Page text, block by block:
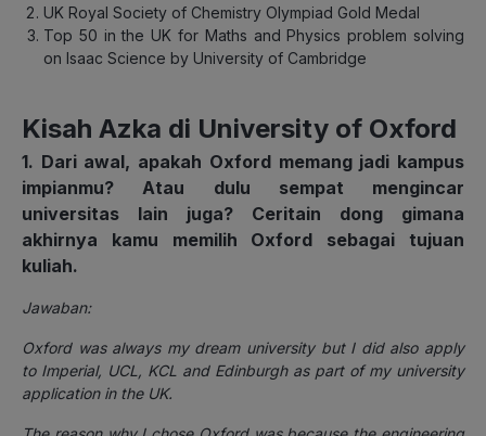
UK Royal Society of Chemistry Olympiad Gold Medal
Top 50 in the UK for Maths and Physics problem solving
on Isaac Science by University of Cambridge
Kisah Azka di University of Oxford
1. Dari awal, apakah Oxford memang jadi kampus
impianmu? Atau dulu sempat mengincar
universitas lain juga? Ceritain dong gimana
akhirnya kamu memilih Oxford sebagai tujuan
kuliah.
Jawaban:
Oxford was always my dream university but I did also apply
to Imperial, UCL, KCL and Edinburgh as part of my university
application in the UK.